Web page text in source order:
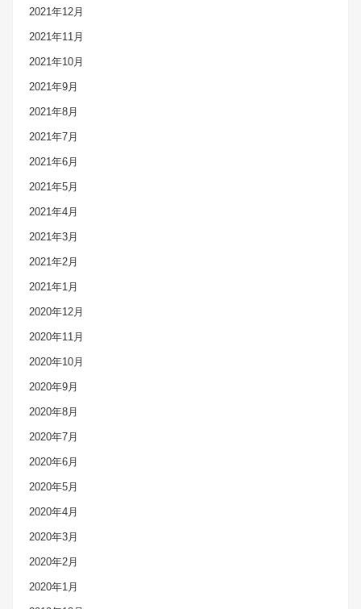
2021年12月
2021年11月
2021年10月
2021年9月
2021年8月
2021年7月
2021年6月
2021年5月
2021年4月
2021年3月
2021年2月
2021年1月
2020年12月
2020年11月
2020年10月
2020年9月
2020年8月
2020年7月
2020年6月
2020年5月
2020年4月
2020年3月
2020年2月
2020年1月